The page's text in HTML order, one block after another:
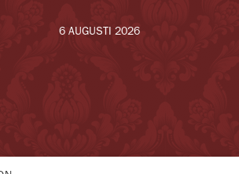
6 AUGUSTI 2026